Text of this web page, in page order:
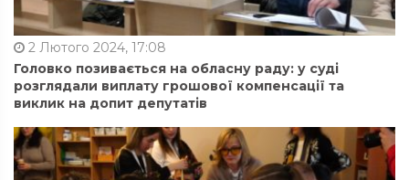
2 Лютого 2024, 17:08
Головко позивається на обласну раду: у суді
розглядали виплату грошової компенсації та
виклик на допит депутатів